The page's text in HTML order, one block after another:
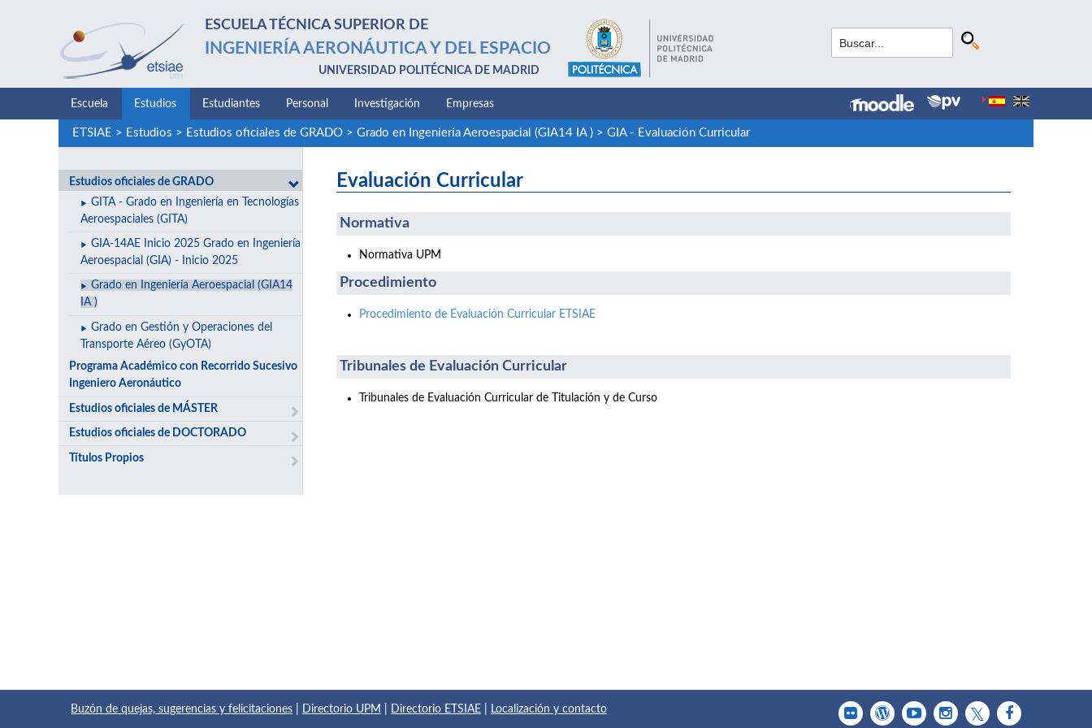
ESCUELA TÉCNICA SUPERIOR DE
INGENIERÍA AERONÁUTICA Y DEL ESPACIO
UNIVERSIDAD POLITÉCNICA DE MADRID
Escuela Estudios Estudiantes Personal Investigación Empresas
ETSIAE > Estudios > Estudios oficiales de GRADO> Grado en Ingeniería Aeroespacial (GIA14 IA )> GIA - Evaluación Curricular
Estudios oficiales de GRADO
GITA - Grado en Ingeniería en Tecnologías
Aeroespaciales (GITA)
GIA-14AE Inicio 2025 Grado en Ingeniería
Aeroespacial (GIA) - Inicio 2025
Grado en Ingeniería Aeroespacial (GIA14
IA )
Grado en Gestión y Operaciones del
Transporte Aéreo (GyOTA)
Programa Académico con Recorrido Sucesivo
Ingeniero Aeronáutico
Estudios oficiales de MÁSTER
Estudios oficiales de DOCTORADO
Títulos Propios
Evaluación Curricular
Normativa
Normativa UPM
Procedimiento
Procedimiento de Evaluación Curricular ETSIAE
Tribunales de Evaluación Curricular
Tribunales de Evaluación Curricular de Titulación y de Curso
Buzón de quejas, sugerencias y felicitaciones Directorio UPM Directorio ETSIAE Localización y contacto